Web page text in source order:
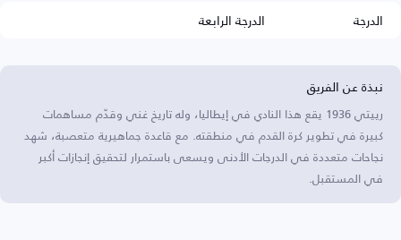
الدرجة
الدرجة الرابعة
نبذة عن الفريق
رييتي 1936 يقع هذا النادي في إيطاليا، وله تاريخ غني وقدّم مساهمات
كبيرة في تطوير كرة القدم في منطقته. مع قاعدة جماهيرية متعصبة، شهد
نجاحات متعددة في الدرجات الأدنى ويسعى باستمرار لتحقيق إنجازات أكبر
في المستقبل.